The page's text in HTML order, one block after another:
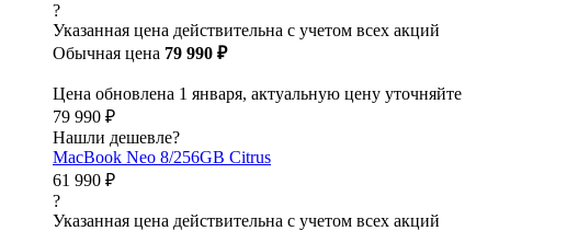
?
Указанная цена действительна с учетом всех акций
Обычная цена 79 990 ₽
Цена обновлена 1 января, актуальную цену уточняйте
79 990 ₽
Нашли дешевле?
MacBook Neo 8/256GB Citrus
61 990 ₽
?
Указанная цена действительна с учетом всех акций